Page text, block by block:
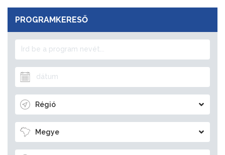
PROGRAMKERESŐ
Régió
Megye